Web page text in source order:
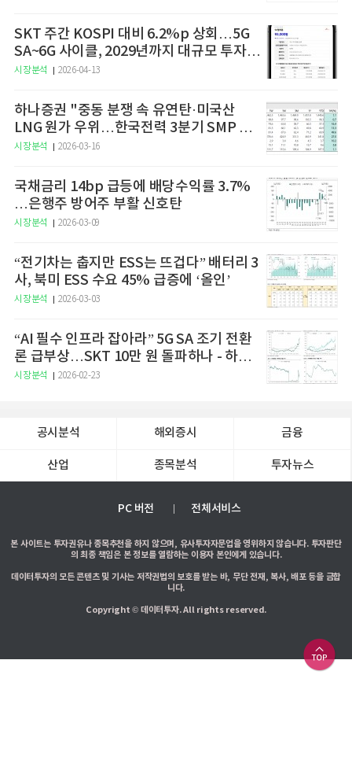
SKT 주간 KOSPI 대비 6.2%p 상회…5G
SA~6G 사이클, 2029년까지 대규모 투자
예고
시장분석 2026-04-13
하나증권 "중동 분쟁 속 유연탄·미국산
LNG 원가 우위…한국전력 3분기 SMP 상
승 전망"
시장분석 2026-03-16
국채금리 14bp 급등에 배당수익률 3.7%
…은행주 방어주 부활 신호탄
시장분석 2026-03-09
“전기차는 춥지만 ESS는 뜨겁다” 배터리 3
사, 북미 ESS 수요 45% 급증에 ‘올인’
시장분석 2026-03-03
“AI 필수 인프라 잡아라” 5G SA 조기 전환
론 급부상…SKT 10만 원 돌파하나 - 하나
증권
시장분석 2026-02-23
공시분석 해외증시 금융
산업 종목분석 투자뉴스
PC 버전 전체서비스
본 사이트는 투자권유나 종목추천을 하지 않으며, 유사투자자문업을 영위하지 않습니다. 투자판단
의 최종 책임은 본 정보를 열람하는 이용자 본인에게 있습니다.
데이터투자의 모든 콘텐츠 및 기사는 저작권법의 보호를 받는 바, 무단 전재, 복사, 배포 등을 금합
니다.
Copyright © 데이터투자. All rights reserved.